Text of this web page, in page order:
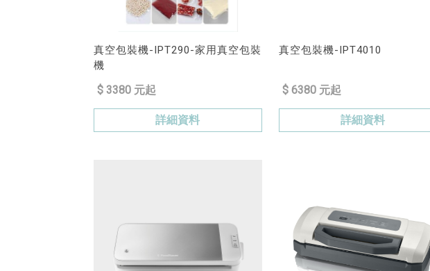
真空包裝機-IPT290-家用真空包裝
機
$ 3380 元起
詳細資料
真空包裝機-IPT4010
$ 6380 元起
詳細資料